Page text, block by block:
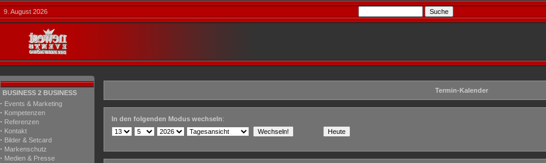
9. August 2026
BUSINESS 2 BUSINESS
· Events & Marketing
· Kompetenzen
· Referenzen
· Kontakt
· Bilder & Setcard
· Markenschutz
· Medien & Presse
Termin-Kalender
In den folgenden Modus wechseln: